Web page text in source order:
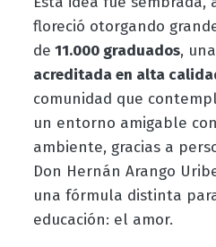
floreció otorgando
de 11.000 graduados, una
acreditada en alta
comunidad que
un entorno amigable
ambiente, gracias a
Don Hernán Arango
una fórmula distinta
educación: el amor.